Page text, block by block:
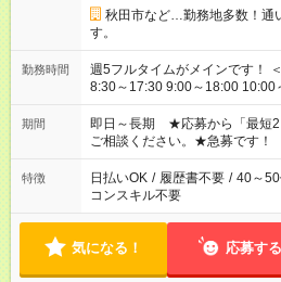
秋田市など…勤務地多数！通
す。
勤務時間
週5フルタイムがメインです！ ＜勤務時間の例＞ 8:00～17:00
8:30～17:30 9:00～18:00 10:00
その他にも勤務時間多数！ 日
ご希望を教えてください！
期間
即日～長期 ★応募から「最短2
ご相談ください。★急募です！
特徴 日払いOK / 履歴書不要 / 40～
コンスキル不要
気になる！ 応募する